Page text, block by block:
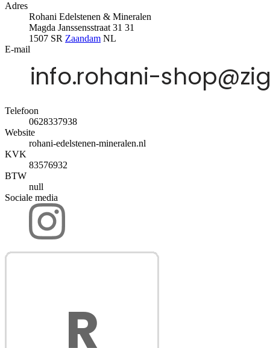
Adres
Rohani Edelstenen & Mineralen
Magda Janssensstraat 31 31
1507 SR Zaandam NL
E-mail
Telefoon
0628337938
Website
rohani-edelstenen-mineralen.nl
KVK
83576932
BTW
null
Sociale media